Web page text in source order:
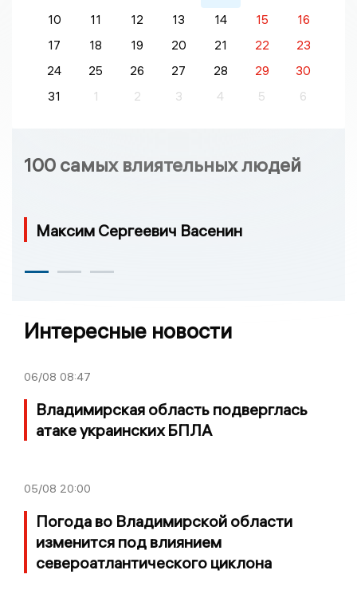
10
11 12 13 14 15
16
17
18 19 20 21 22
23
24
25 26 27 28 29
30
31
1 2 3 4 5 6
100 самых влиятельных людей
Максим Сергеевич Васенин
Интересные новости
06/08 08:47
Владимирская область подверглась
атаке украинских БПЛА
05/08 20:00
Погода во Владимирской области
изменится под влиянием
североатлантического циклона